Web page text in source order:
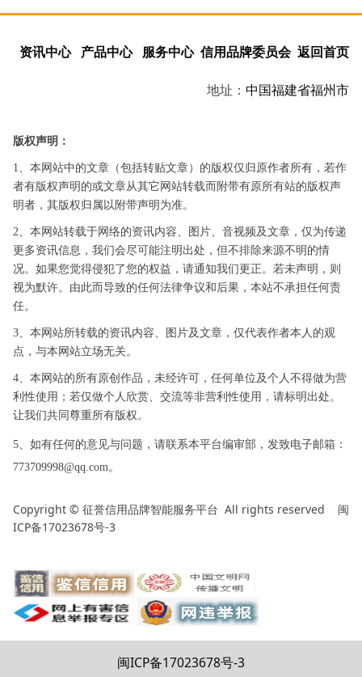
资讯中心 产品中心 服务中心 信用品牌委员会 返回首页
地址： 中国福建省福州市
版权声明：
1、本网站中的文章（包括转贴文章）的版权仅归原作者所有，若作
者有版权声明的或文章从其它网站转载而附带有原所有站的版权声
明者，其版权归属以附带声明为准。
2、本网站转载于网络的资讯内容、图片、音视频及文章，仅为传递
更多资讯信息，我们会尽可能注明出处，但不排除来源不明的情
况。如果您觉得侵犯了您的权益，请通知我们更正。若未声明，则
视为默许。由此而导致的任何法律争议和后果，本站不承担任何责
任。
3、本网站所转载的资讯内容、图片及文章，仅代表作者本人的观
点，与本网站立场无关。
4、本网站的所有原创作品，未经许可，任何单位及个人不得做为营
利性使用；若仅做个人欣赏、交流等非营利性使用，请标明出处。
让我们共同尊重所有版权。
5、如有任何的意见与问题，请联系本平台编审部，发致电子邮箱：
773709998@qq.com。
Copyright © 征誉信用品牌智能服务平台 All rights reserved
闽
ICP备17023678号-3
闽ICP备17023678号-3